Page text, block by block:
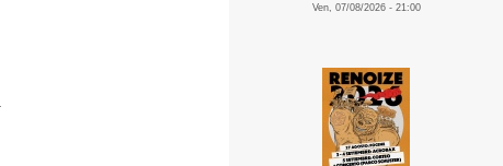
Ven, 07/08/2026 - 21:00